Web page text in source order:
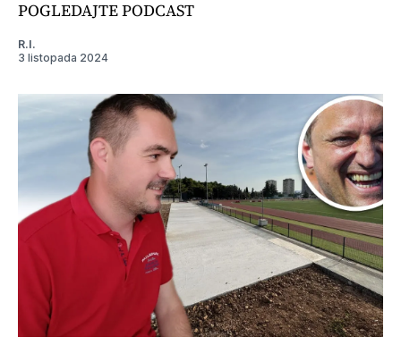
POGLEDAJTE PODCAST
R.I.
3 listopada 2024